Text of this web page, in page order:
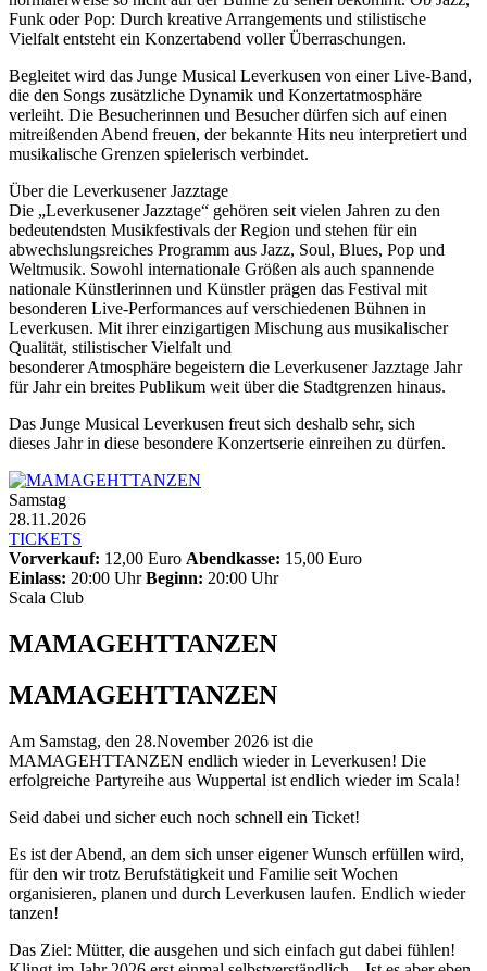
Funk oder Pop: Durch kreative Arrangements und stilistische
Vielfalt entsteht ein Konzertabend voller Überraschungen.
Begleitet wird das Junge Musical Leverkusen von einer Live-Band,
die den Songs zusätzliche Dynamik und Konzertatmosphäre
verleiht. Die Besucherinnen und Besucher dürfen sich auf einen
mitreißenden Abend freuen, der bekannte Hits neu interpretiert und
musikalische Grenzen spielerisch verbindet.
Über die Leverkusener Jazztage
Die „Leverkusener Jazztage“ gehören seit vielen Jahren zu den
bedeutendsten Musikfestivals der Region und stehen für ein
abwechslungsreiches Programm aus Jazz, Soul, Blues, Pop und
Weltmusik. Sowohl internationale Größen als auch spannende
nationale Künstlerinnen und Künstler prägen das Festival mit
besonderen Live-Performances auf verschiedenen Bühnen in
Leverkusen. Mit ihrer einzigartigen Mischung aus musikalischer
Qualität, stilistischer Vielfalt und
besonderer Atmosphäre begeistern die Leverkusener Jazztage Jahr
für Jahr ein breites Publikum weit über die Stadtgrenzen hinaus.
Das Junge Musical Leverkusen freut sich deshalb sehr, sich
dieses Jahr in diese besondere Konzertserie einreihen zu dürfen.
Samstag
28.11.2026
TICKETS
Vorverkauf: 12,00 Euro Abendkasse: 15,00 Euro
Einlass: 20:00 UhrBeginn: 20:00 Uhr
Scala Club
MAMAGEHTTANZEN
MAMAGEHTTANZEN
Am Samstag, den 28.November 2026 ist die
MAMAGEHTTANZEN endlich wieder in Leverkusen! Die
erfolgreiche Partyreihe aus Wuppertal ist endlich wieder im Scala!
Seid dabei und sicher euch noch schnell ein Ticket!
Es ist der Abend, an dem sich unser eigener Wunsch erfüllen wird,
für den wir trotz Berufstätigkeit und Familie seit Wochen
organisieren, planen und durch Leverkusen laufen. Endlich wieder
tanzen!
Das Ziel: Mütter, die ausgehen und sich einfach gut dabei fühlen!